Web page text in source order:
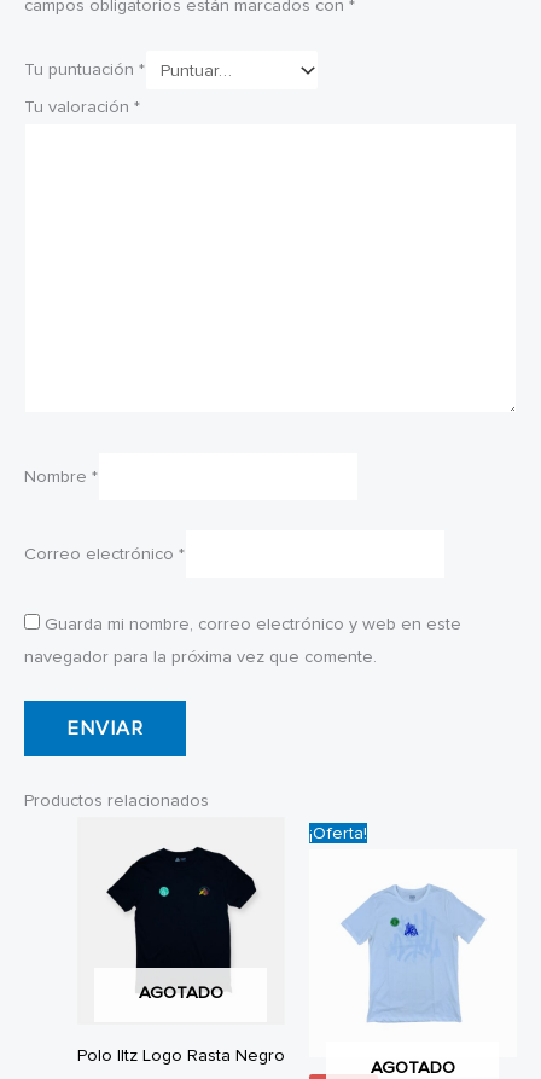
campos obligatorios están marcados con *
Tu puntuación *
Tu valoración *
Nombre *
Correo electrónico *
Guarda mi nombre, correo electrónico y web en este
navegador para la próxima vez que comente.
Productos relacionados
AGOTADO
Polo Iltz Logo Rasta Negro
¡Oferta!
AGOTADO